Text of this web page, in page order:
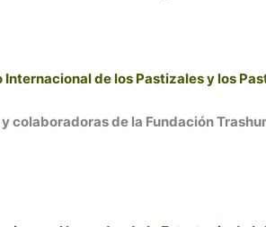
de los Pastizales y los
colaboradoras de la Fundación